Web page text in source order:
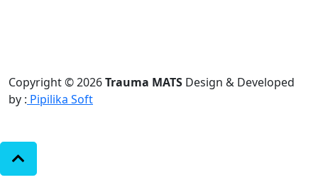
Copyright © 2026Trauma MATS Design & Developed
by : Pipilika Soft